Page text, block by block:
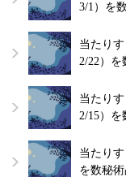
3/1）を
当たり
2/22）を
当たり
2/15）を
当たり
を数秘